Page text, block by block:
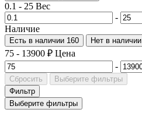
0.1 - 25 Вес
-
Наличие
Есть в наличии 160 Нет в наличии
75 - 13900 ₽ Цена
-
Сбросить
Выберите фильтры
Фильтр
Выберите фильтры